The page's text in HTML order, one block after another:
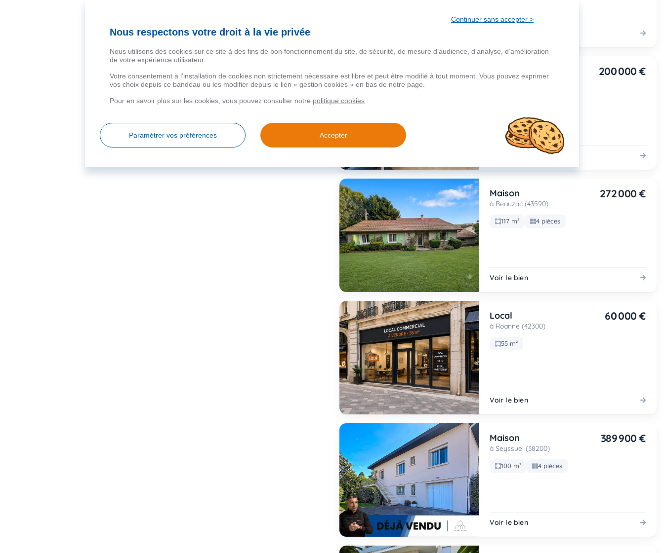
à Redessan (30129)
200 000 €
Maison
à Beauzac (43590)
272 000 €
117 m² 4 pièces
Voir le bien
Local
à Roanne (42300)
60 000 €
55 m²
Voir le bien
Maison
à Seyssuel (38200)
389 900 €
100 m² 4 pièces
Voir le bien
Continuer sans accepter >
Nous respectons votre droit à la vie privée
Nous utilisons des cookies sur ce site à des fins de bon fonctionnement du site, de sécurité, de mesure d’audience, d’analyse, d’amélioration
de votre expérience utilisateur.
Votre consentement à l’installation de cookies non strictement nécessaire est libre et peut être modifié à tout moment. Vous pouvez exprimer
vos choix depuis ce bandeau ou les modifier depuis le lien « gestion cookies » en bas de notre page.
Pour en savoir plus sur les cookies, vous pouvez consulter notre politique cookies
Paramétrer vos préférences Accepter